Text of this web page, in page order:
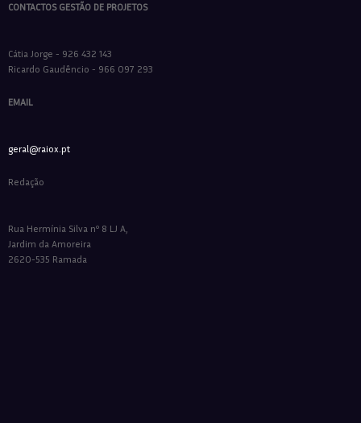
CONTACTOS GESTÃO DE PROJETOS
Cátia Jorge - 926 432 143
Ricardo Gaudêncio - 966 097 293
EMAIL
geral@raiox.pt
Redação
Rua Hermínia Silva nº 8 LJ A,
Jardim da Amoreira
2620-535 Ramada